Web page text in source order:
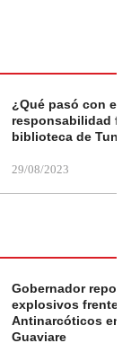
¿Qué pasó con el
responsabilidad
biblioteca de
29/08/2023
Gobernador
explosivos frente a
Antinarcóticos en
Guaviare